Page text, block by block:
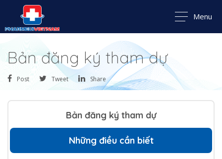
Menu
Bản đăng ký tham dự
Post Tweet Share
Bản đăng ký tham dự
Những điều cần biết